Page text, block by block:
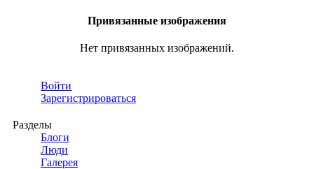
Привязанные изображения
Нет привязанных изображений.
Войти
Зарегистрироваться
Разделы
Блоги
Люди
Галерея